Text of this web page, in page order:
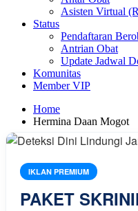
Asisten Virtual
Status
Pendaftaran
Antrian Obat
Update Jadwal
Komunitas
Member VIP
Home
Hermina Daan Mogot
IKLAN PREMIUM
PAKET